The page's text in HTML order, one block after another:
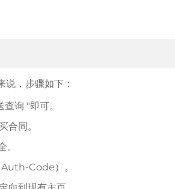
，步骤如下：
询 "即可。
合同。
Code）。